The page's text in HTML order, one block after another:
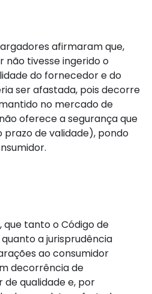
afirmaram que,
não tivesse ingerido o
do fornecedor e do
ser afastada, pois decorre
no mercado de
oferece a segurança que
de validade), pondo
tanto o Código de
a jurisprudência
ao consumidor
decorrência de
qualidade e, por